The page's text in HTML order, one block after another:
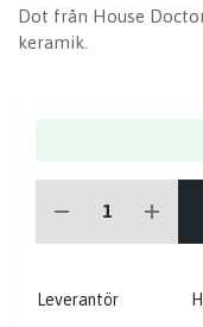
Dot från House
keramik.
Leverantör